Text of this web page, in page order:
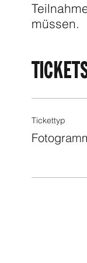
müssen.
Tickettyp